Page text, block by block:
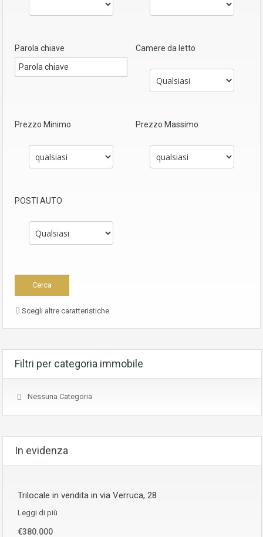
Parola chiave Camere da letto
Prezzo Minimo Prezzo Massimo
POSTI AUTO
Scegli altre caratteristiche
Filtri per categoria immobile
Nessuna Categoria
In evidenza
Trilocale in vendita in via Verruca, 28
Leggi di più
€380.000